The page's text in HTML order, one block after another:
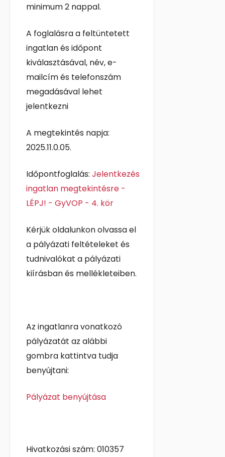
minimum 2 nappal.
A foglalásra a feltüntetett
ingatlan és időpont
kiválasztásával, név, e-
mailcím és telefonszám
megadásával lehet
jelentkezni
A megtekintés napja:
2025.11.0.05.
Időpontfoglalás: Jelentkezés
ingatlan megtekintésre -
LÉPJ! - GyVOP - 4. kör
Kérjük oldalunkon olvassa el
a pályázati feltételeket és
tudnivalókat a pályázati
kiírásban és mellékleteiben.
Az ingatlanra vonatkozó
pályázatát az alábbi
gombra kattintva tudja
benyújtani:
Pályázat benyújtása
Hivatkozási szám: 010357